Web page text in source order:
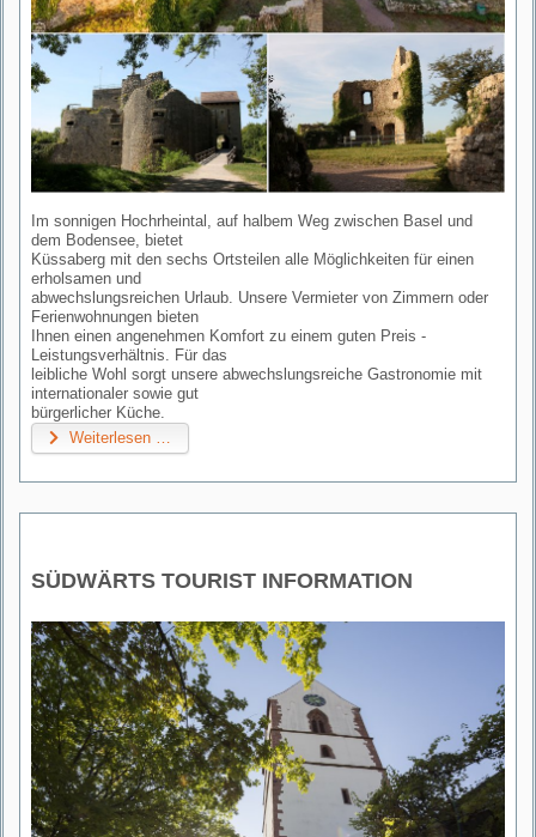
Im sonnigen Hochrheintal, auf halbem Weg zwischen Basel und
dem Bodensee, bietet
Küssaberg mit den sechs Ortsteilen alle Möglichkeiten für einen
erholsamen und
abwechslungsreichen Urlaub. Unsere Vermieter von Zimmern oder
Ferienwohnungen bieten
Ihnen einen angenehmen Komfort zu einem guten Preis -
Leistungsverhältnis. Für das
leibliche Wohl sorgt unsere abwechslungsreiche Gastronomie mit
internationaler sowie gut
bürgerlicher Küche.
Weiterlesen …
SÜDWÄRTS TOURIST INFORMATION